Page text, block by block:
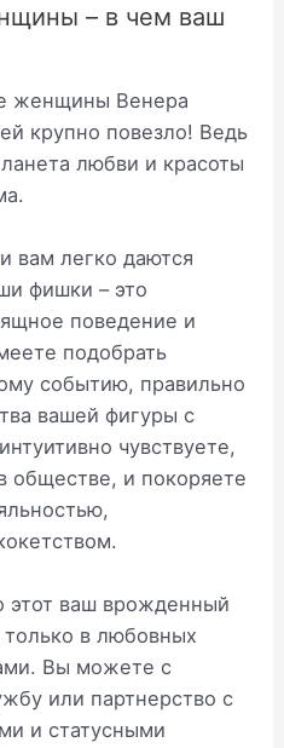
– в чем ваш
женщины Венера
крупно повезло! Ведь
любви и красоты
вам легко даются
фишки – это
поведение и
подобрать
событию, правильно
вашей фигуры с
чувствуете,
обществе, и покоряете
этот ваш врожденный
в любовных
Вы можете с
или партнерство с
и статусными